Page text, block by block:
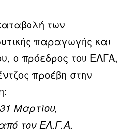
των
παραγωγής και
ο πρόεδρος του ΕΛΓΑ,
προέβη στην
Μαρτίου,
τον ΕΛ.Γ.Α.